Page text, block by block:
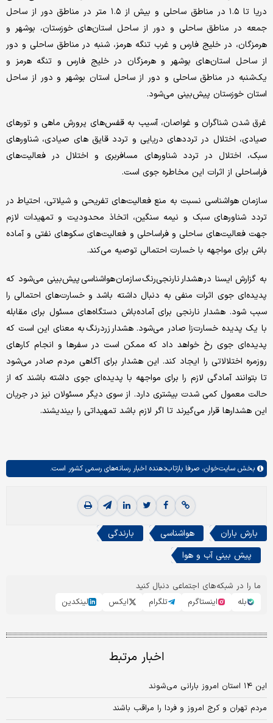
دریا تا ۱.۵ در مناطق ساحلی و بیش از ۱.۵ متر در مناطق دور از ساحل
جمعه در مناطق ساحلی و دور از ساحل استان‌های خوزستان، بوشهر و
هرمزگان، در خلیج فارس و غرب تنگه هرمز، شنبه در مناطق ساحلی و دور
از ساحل استان‌های بوشهر و هرمزگان در خلیج فارس و تنگه هرمز و
یک‌شنبه در مناطق ساحلی و دور از ساحل استان بوشهر و دور از ساحل
استان خوزستان پیش‌بینی می‌شود.
غرق شدن شناگران و غواصان، آسیب به قفس‌های پرورش ماهی و تورهای
صیادی، اختلال در ترددهای دریایی و تردد قایق های صیادی، شناورهای
سبک، اختلال در تردد شناورهای مسافربری و اختلال در فعالیت‌های
فراساحلی از اثرات این مخاطره جوی است.
سازمان هواشناسی نسبت به منع فعالیت‌های تفریحی و شیلاتی، احتیاط در
تردد شناورهای سبک و نیمه سنگین، اتخاذ محدودیت و تمهیدات لازم
جهت فعالیت‌های ساحلی و فراساحلی و فعالیت‌های سکوهای نفتی و آماده
باش برای مواجهه با خسارت احتمالی توصیه می‌کند.
به گزارش ایسنا در هشدار نارنجی‌رنگ سازمان هواشناسی پیش‌بینی می‌شود که
پدیده‌ای جوی اثرات منفی به دنبال داشته باشد و خسارت‌های احتمالی را
سبب شود. هشدار نارنجی برای آماده‌باش دستگاه‌های مسئول برای مقابله
با یک پدیده خسارت‌زا صادر می‌شود. هشدار زردرنگ به معنای این است که
پدیده‌ای جوی رخ خواهد داد که ممکن است در سفرها و انجام کارهای
روزمره اختلالاتی را ایجاد کند. این هشدار برای آگاهی مردم صادر می‌شود
تا بتوانند آمادگی لازم را برای مواجهه با پدیده‌ای جوی داشته باشند که از
حالت معمول کمی شدت بیشتری دارد. از سوی دیگر مسئولان نیز در جریان
این هشدارها قرار می‌گیرند تا اگر لازم باشد تمهیداتی را بیندیشند.
بخش سایت‌خوان، صرفا بازتاب‌دهنده اخبار رسانه‌های رسمی کشور است.
بارش باران هواشناسی
بارندگی
پیش بینی آب و هوا
ما را در شبکه‌های اجتماعی دنبال کنید
بله
اینستاگرم تلگرام ایکس لینکدین
اخبار مرتبط
این ۱۴ استان امروز بارانی می‌شوند
مردم تهران و کرج امروز و فردا را مراقب باشند